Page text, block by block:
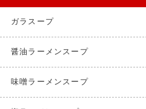
ガラスープ
醤油ラーメンスープ
味噌ラーメンスープ